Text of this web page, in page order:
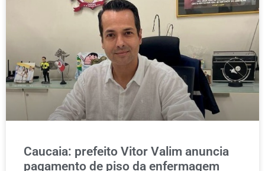
Caucaia: prefeito Vitor Valim anuncia
pagamento de piso da enfermagem